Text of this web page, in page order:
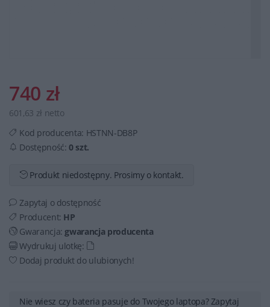
740 zł
601,63 zł netto
Kod producenta: HSTNN-DB8P
Dostępność:0 szt.
Produkt niedostępny. Prosimy o kontakt.
Zapytaj o dostępność
Producent: HP
Gwarancja: gwarancja producenta
Wydrukuj ulotkę:
Dodaj produkt do ulubionych!
Nie wiesz czy bateria pasuje do Twojego laptopa? Zapytaj